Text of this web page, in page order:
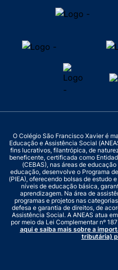
O Colégio São Francisco Xavier é
Educação e Assistência Social
fins lucrativos, filantrópica, de
beneficente, certificada como
(CEBAS), nas áreas de
educação, desenvolve o Programa
(PIEA), oferecendo bolsas de estudo
níveis de educação básica,
aprendizagem. Na área de
programas e projetos nas
defesa e garantia de direitos, de
Assistência Social. A ANEAS atua
por meio da Lei Complementar nº
aqui e saiba mais sobre a
tributária)